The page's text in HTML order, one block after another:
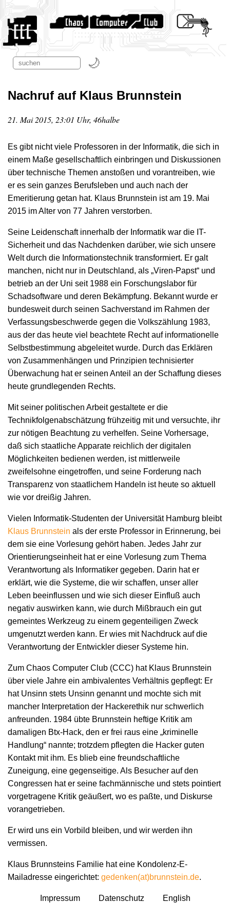
Nachruf auf Klaus Brunnstein
21. Mai 2015, 23:01 Uhr, 46halbe
Es gibt nicht viele Professoren in der Informatik, die sich in
einem Maße gesellschaftlich einbringen und Diskussionen
über technische Themen anstoßen und vorantreiben, wie
er es sein ganzes Berufsleben und auch nach der
Emeritierung getan hat. Klaus Brunnstein ist am 19. Mai
2015 im Alter von 77 Jahren verstorben.
Seine Leidenschaft innerhalb der Informatik war die IT-
Sicherheit und das Nachdenken darüber, wie sich unsere
Welt durch die Informationstechnik transformiert. Er galt
manchen, nicht nur in Deutschland, als „Viren-Papst“ und
betrieb an der Uni seit 1988 ein Forschungslabor für
Schadsoftware und deren Bekämpfung. Bekannt wurde er
bundesweit durch seinen Sachverstand im Rahmen der
Verfassungsbeschwerde gegen die Volkszählung 1983,
aus der das heute viel beachtete Recht auf informationelle
Selbstbestimmung abgeleitet wurde. Durch das Erklären
von Zusammenhängen und Prinzipien technisierter
Überwachung hat er seinen Anteil an der Schaffung dieses
heute grundlegenden Rechts.
Mit seiner politischen Arbeit gestaltete er die
Technikfolgenabschätzung frühzeitig mit und versuchte, ihr
zur nötigen Beachtung zu verhelfen. Seine Vorhersage,
daß sich staatliche Apparate reichlich der digitalen
Möglichkeiten bedienen werden, ist mittlerweile
zweifelsohne eingetroffen, und seine Forderung nach
Transparenz von staatlichem Handeln ist heute so aktuell
wie vor dreißig Jahren.
Vielen Informatik-Studenten der Universität Hamburg bleibt
Klaus Brunnstein als der erste Professor in Erinnerung, bei
dem sie eine Vorlesung gehört haben. Jedes Jahr zur
Orientierungseinheit hat er eine Vorlesung zum Thema
Verantwortung als Informatiker gegeben. Darin hat er
erklärt, wie die Systeme, die wir schaffen, unser aller
Leben beeinflussen und wie sich dieser Einfluß auch
negativ auswirken kann, wie durch Mißbrauch ein gut
gemeintes Werkzeug zu einem gegenteiligen Zweck
umgenutzt werden kann. Er wies mit Nachdruck auf die
Verantwortung der Entwickler dieser Systeme hin.
Zum Chaos Computer Club (CCC) hat Klaus Brunnstein
über viele Jahre ein ambivalentes Verhältnis gepflegt: Er
hat Unsinn stets Unsinn genannt und mochte sich mit
mancher Interpretation der Hackerethik nur schwerlich
anfreunden. 1984 übte Brunnstein heftige Kritik am
damaligen Btx-Hack, den er frei raus eine „kriminelle
Handlung“ nannte; trotzdem pflegten die Hacker guten
Kontakt mit ihm. Es blieb eine freundschaftliche
Zuneigung, eine gegenseitige. Als Besucher auf den
Congressen hat er seine fachmännische und stets pointiert
vorgetragene Kritik geäußert, wo es paßte, und Diskurse
vorangetrieben.
Er wird uns ein Vorbild bleiben, und wir werden ihn
vermissen.
Klaus Brunnsteins Familie hat eine Kondolenz-E-
Mailadresse eingerichtet: gedenken(at)brunnstein.de.
Impressum Datenschutz English